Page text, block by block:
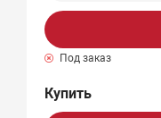
Под заказ